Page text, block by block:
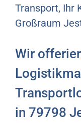
Transport, Ihr
Großraum
Wir
in 79798